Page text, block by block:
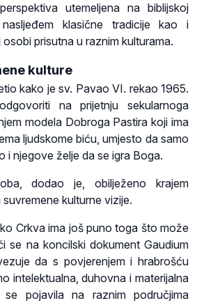
utemeljena na biblijskoj
klasične tradicije kao i
prisutna u raznim kulturama.
kulture
kako je sv. Pavao VI. rekao 1965.
na prijetnju sekularnoga
modela Dobroga Pastira koji ima
ljudskome biću, umjesto da samo
i njegove želje da se igra Boga.
dodao je, obilježeno krajem
kulturne vizije.
Crkva ima još puno toga što može
se na koncilski dokument Gaudium
da s povjerenjem i hrabrošću
intelektualna, duhovna i materijalna
pojavila na raznim područjima